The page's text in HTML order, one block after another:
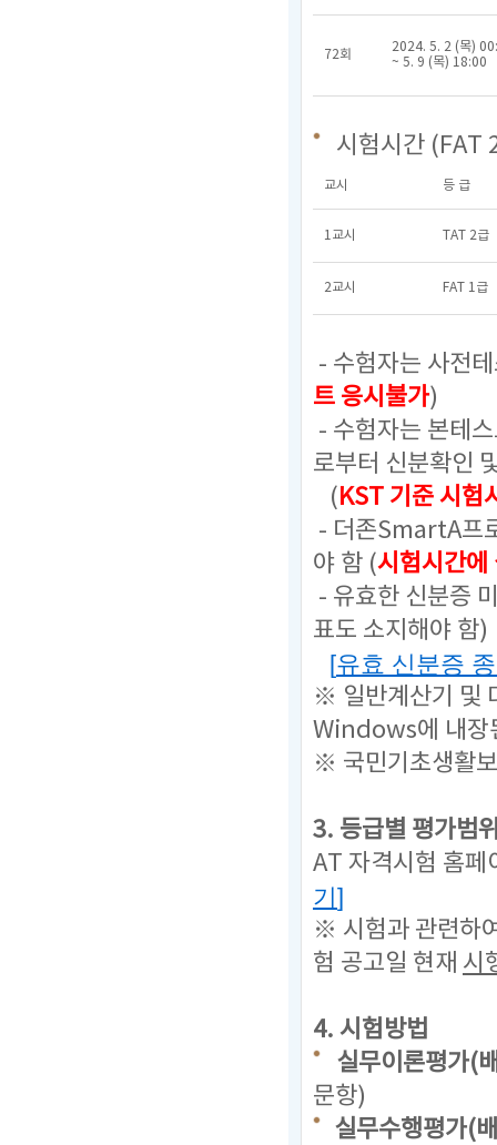
72회
2024. 5. 2 (목)
~ 5. 9 (목) 18:00
시험시간 (FAT
교시 등 급
1교시 TAT 2급
2교시 FAT 1급
- 수험자는 사전
트 응시불가)
- 수험자는 본테
로부터 신분확인
(KST 기준 시험
- 더존SmartA프
야 함 (시험시간에
- 유효한 신분증
표도 소지해야 함)
[유효 신분증
※ 일반계산기 및
Windows에 내장
※ 국민기초생활
3. 등급별 평가범
AT 자격시험 홈페
기]
※ 시험과 관련하
험 공고일 현재 시
4. 시험방법
실무이론평가(
문항)
실무수행평가(